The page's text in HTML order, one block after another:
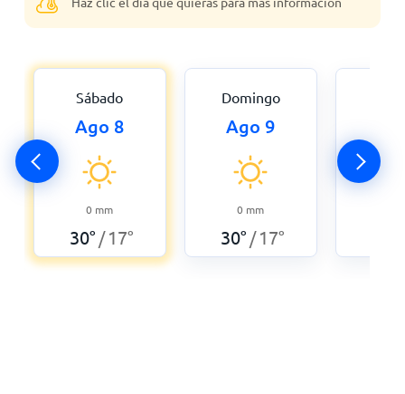
Sábado
Ago 8
0 mm
30° /17°
Domingo
Ago 9
0 mm
30° /17°